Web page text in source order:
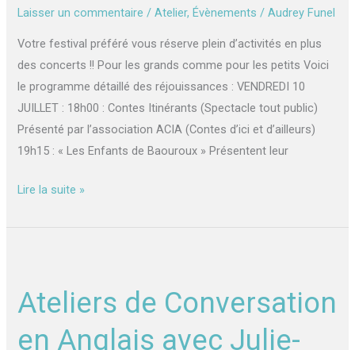
Laisser un commentaire /Atelier, Évènements /Audrey Funel
Votre festival préféré vous réserve plein d’activités en plus
des concerts !! Pour les grands comme pour les petits Voici
le programme détaillé des réjouissances : VENDREDI 10
JUILLET : 18h00 : Contes Itinérants (Spectacle tout public)
Présenté par l’association ACIA (Contes d’ici et d’ailleurs)
19h15 : « Les Enfants de Baouroux » Présentent leur
Roots
Lire la suite »
Ateliers de Conversation
en Anglais avec Julie-
Conversation
Anglais